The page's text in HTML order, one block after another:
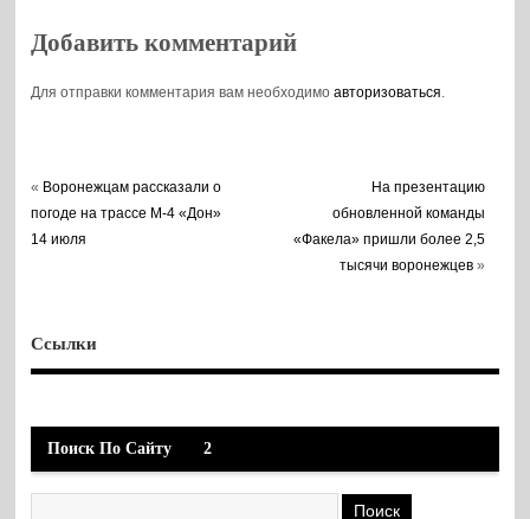
Добавить комментарий
Для отправки комментария вам необходимоавторизоваться
« Воронежцам рассказали о
погоде на трассе М-4 «Дон»
14 июля
На презентацию
обновленной команды
«Факела» пришли более 2,5
тысячи воронежцев »
Ссылки
Поиск По Сайту 2